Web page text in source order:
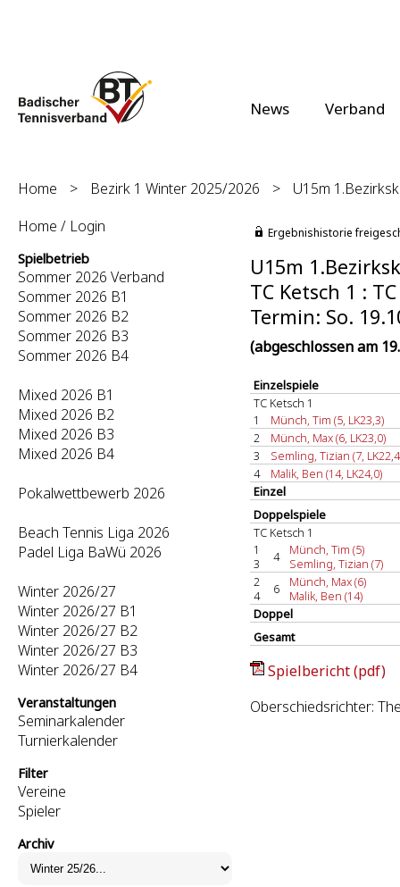
News Verband
Home > Bezirk 1 Winter 2025/2026 >
U15m
Home / Login
Spielbetrieb
Sommer 2026 Verband
Sommer 2026 B1
Sommer 2026 B2
Sommer 2026 B3
Sommer 2026 B4
Mixed 2026 B1
Mixed 2026 B2
Mixed 2026 B3
Mixed 2026 B4
Pokalwettbewerb 2026
Beach Tennis Liga 2026
Padel Liga BaWü 2026
Winter 2026/27
Winter 2026/27 B1
Winter 2026/27 B2
Winter 2026/27 B3
Winter 2026/27 B4
Veranstaltungen
Seminarkalender
Turnierkalender
Filter
Vereine
Spieler
Archiv
Ergebnishistorie
U15m
TC Ketsch 1 :
Termin: So.
(abgeschlossen am
Einzelspiele
TC Ketsch 1
1
Münch, Tim (5, LK23,3)
2
Münch, Max (6, LK23,0)
3
Semling, Tizian (7,
4
Malik, Ben (14, LK24,0)
Einzel
Doppelspiele
TC Ketsch 1
1
3
4
Münch, Tim (5)
Semling, Tizian (7)
2
4
6
Münch, Max (6)
Malik, Ben (14)
Doppel
Gesamt
Spielbericht (pdf)
Oberschiedsrichter: